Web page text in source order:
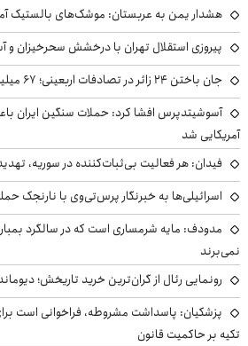
هشدار یمن به عربستان: موشک‌های بالستیک
پیروزی استقلال تهران با درخشش سحرخیزان و
جان باختن ۲۴ زائر در تصادفات اربعینی؛ ۶۷ میلیون تردد ثبت شد
آمریکایی شد
فیدان: هر فعالیت بی‌ثبات‌کننده در سوریه،
اسرائیلی‌ها به خبرنگار پرس‌تی‌وی با نارنجک
مدودف: مایه شرمساری است که در سالگرد
نمی‌برند
رونمایی رئال از گران‌ترین خرید تاریخش؛
پزشکیان: پاسداشت مشروطه، فراخوانی است
تکیه بر حاکمیت قانون